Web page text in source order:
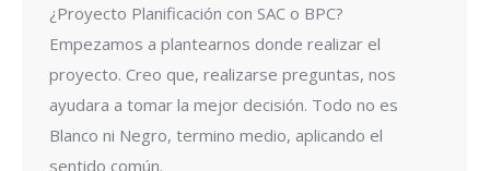
¿Proyecto Planificación con SAC o BPC?
Empezamos a plantearnos donde realizar el
proyecto. Creo que, realizarse preguntas, nos
ayudara a tomar la mejor decisión. Todo no es
Blanco ni Negro, termino medio, aplicando el
sentido común.